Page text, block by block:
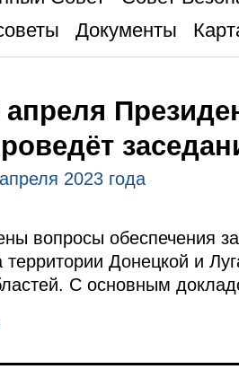
Документы
апреля
2023 года
вопросы обеспечения
территории Донецкой и
С основным